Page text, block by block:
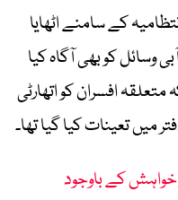
میں واپڈا انتظامیہ کے سامنے اٹھایا
میں وزارت آبی وسائل کو بھی آگاہ کیا
متعلقہ افسران کو اتھارٹی
میں تعینات کیا گیا تھا۔
خواہش کے باوجود